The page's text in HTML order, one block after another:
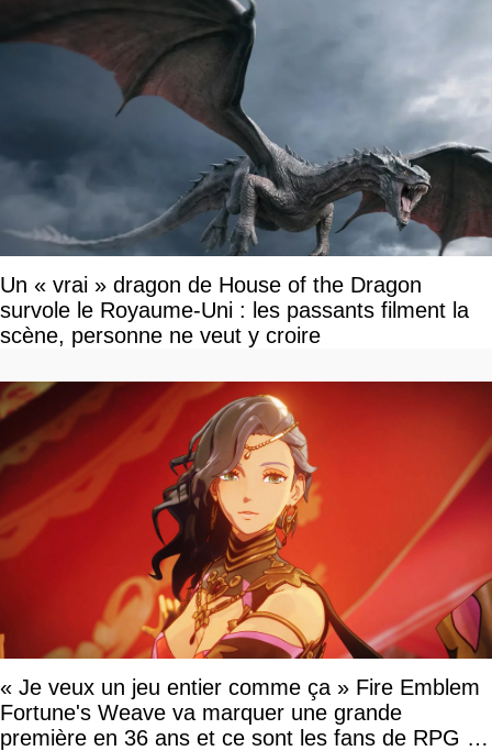
Un « vrai » dragon de House of the Dragon
survole le Royaume-Uni : les passants filment la
scène, personne ne veut y croire
« Je veux un jeu entier comme ça » Fire Emblem
Fortune's Weave va marquer une grande
première en 36 ans et ce sont les fans de RPG en